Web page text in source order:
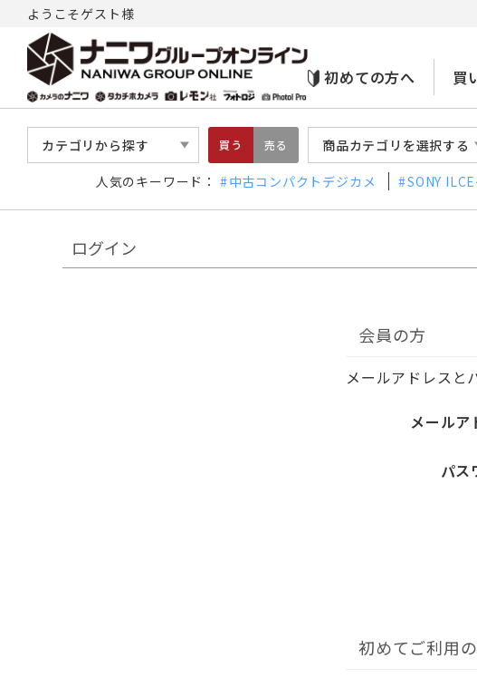
ようこそゲスト様
初めての方へ 買
カテゴリから探す 買う 売る 商品カテゴリを選択する
人気のキーワード： 中古コンパクトデジカメ SONY
ログイン
会員の方
メールアドレスと
メールア
パス
初めてご利用